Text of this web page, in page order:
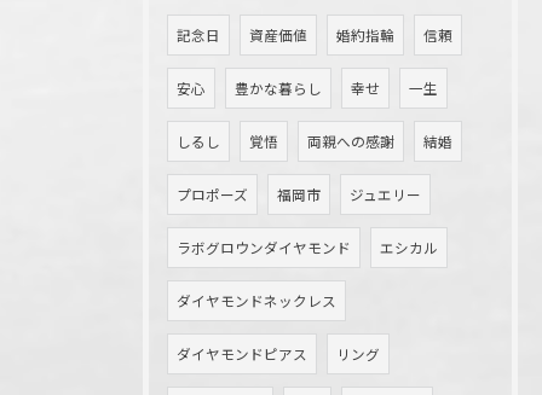
記念日 資産価値 婚約指輪 信頼
安心 豊かな暮らし 幸せ 一生
しるし 覚悟 両親への感謝 結婚
プロポーズ 福岡市 ジュエリー
ラボグロウンダイヤモンド エシカル
ダイヤモンドネックレス
ダイヤモンドピアス リング